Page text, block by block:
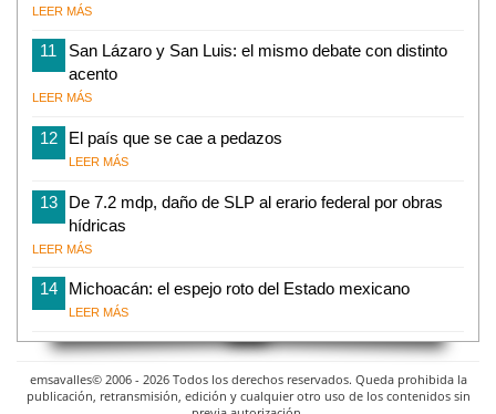
LEER MÁS
11
San Lázaro y San Luis: el mismo debate con distinto
acento
LEER MÁS
12 El país que se cae a pedazos
LEER MÁS
13
De 7.2 mdp, daño de SLP al erario federal por obras
hídricas
LEER MÁS
14 Michoacán: el espejo roto del Estado mexicano
LEER MÁS
emsavalles© 2006 - 2026 Todos los derechos reservados. Queda prohibida la
publicación, retransmisión, edición y cualquier otro uso de los contenidos sin